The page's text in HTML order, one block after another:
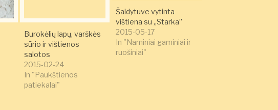
Burokėlių lapų, varškės
sūrio ir vištienos
salotos
2015-02-24
In "Paukštienos
patiekalai"
Šaldytuve vytinta
vištiena su „Starka”
2015-05-17
In "Naminiai gaminiai ir
ruošiniai"